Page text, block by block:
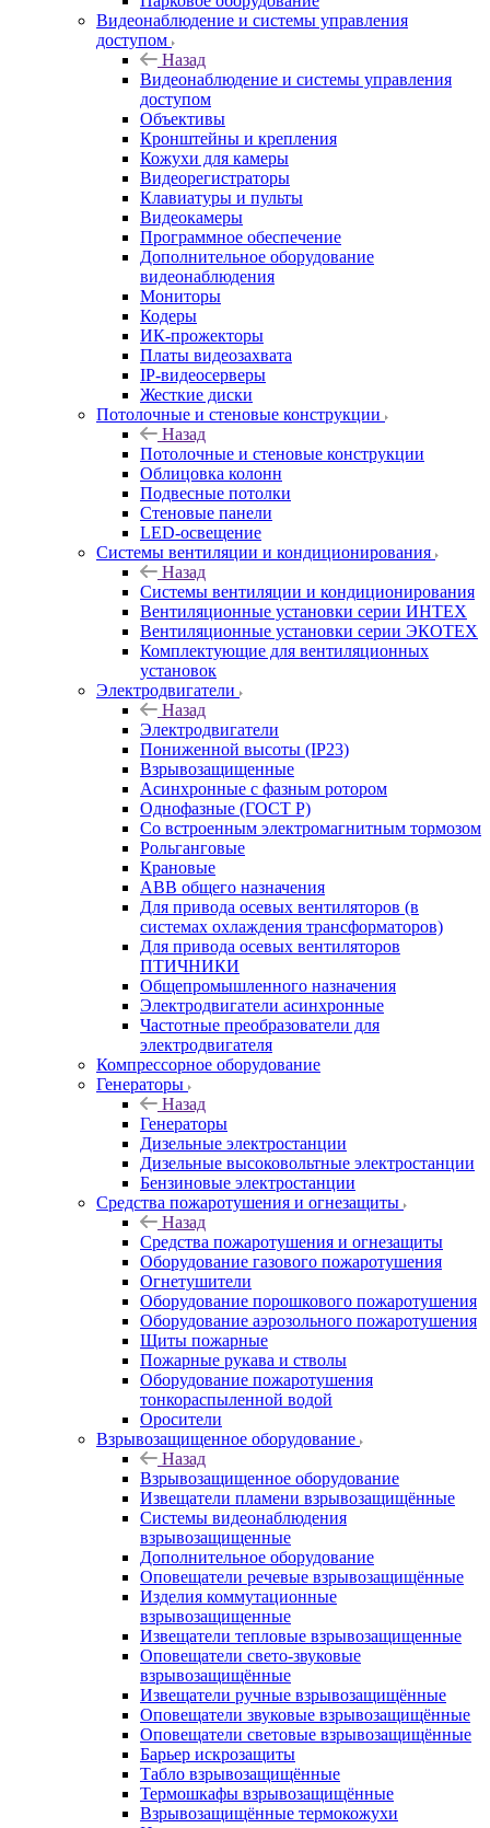
Видеонаблюдение и системы управления
доступом
Назад
Видеонаблюдение и системы управления
доступом
Объективы
Кронштейны и крепления
Кожухи для камеры
Видеорегистраторы
Клавиатуры и пульты
Видеокамеры
Программное обеспечение
Дополнительное оборудование
видеонаблюдения
Мониторы
Кодеры
ИК-прожекторы
Платы видеозахвата
IP-видеосерверы
Жесткие диски
Потолочные и стеновые конструкции
Назад
Потолочные и стеновые конструкции
Облицовка колонн
Подвесные потолки
Стеновые панели
LED-освещение
Системы вентиляции и кондиционирования
Назад
Системы вентиляции и кондиционирования
Вентиляционные установки серии ИНТЕХ
Вентиляционные установки серии ЭКОТЕХ
Комплектующие для вентиляционных
установок
Электродвигатели
Назад
Электродвигатели
Пониженной высоты (IP23)
Взрывозащищенные
Асинхронные с фазным ротором
Однофазные (ГОСТ Р)
Со встроенным электромагнитным тормозом
Рольганговые
Крановые
АВВ общего назначения
Для привода осевых вентиляторов (в
системах охлаждения трансформаторов)
Для привода осевых вентиляторов
ПТИЧНИКИ
Общепромышленного назначения
Электродвигатели асинхронные
Частотные преобразователи для
электродвигателя
Компрессорное оборудование
Генераторы
Назад
Генераторы
Дизельные электростанции
Дизельные высоковольтные электростанции
Бензиновые электростанции
Средства пожаротушения и огнезащиты
Назад
Средства пожаротушения и огнезащиты
Оборудование газового пожаротушения
Огнетушители
Оборудование порошкового пожаротушения
Оборудование аэрозольного пожаротушения
Щиты пожарные
Пожарные рукава и стволы
Оборудование пожаротушения
тонкораспыленной водой
Оросители
Взрывозащищенное оборудование
Назад
Взрывозащищенное оборудование
Извещатели пламени взрывозащищённые
Системы видеонаблюдения
взрывозащищенные
Дополнительное оборудование
Оповещатели речевые взрывозащищённые
Изделия коммутационные
взрывозащищенные
Извещатели тепловые взрывозащищенные
Оповещатели свето-звуковые
взрывозащищённые
Извещатели ручные взрывозащищённые
Оповещатели звуковые взрывозащищённые
Оповещатели световые взрывозащищённые
Барьер искрозащиты
Табло взрывозащищённые
Термошкафы взрывозащищённые
Взрывозащищённые термокожухи